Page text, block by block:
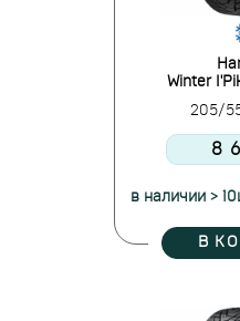
Winter
205/55
8
в наличии >
В